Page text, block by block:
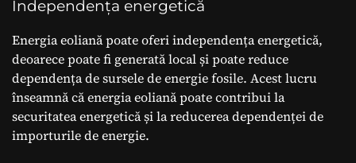
Independența energetică
Energia eoliană poate oferi independența energetică,
deoarece poate fi generată local și poate reduce
dependența de sursele de energie fosile. Acest lucru
înseamnă că energia eoliană poate contribui la
securitatea energetică și la reducerea dependenței de
importurile de energie.